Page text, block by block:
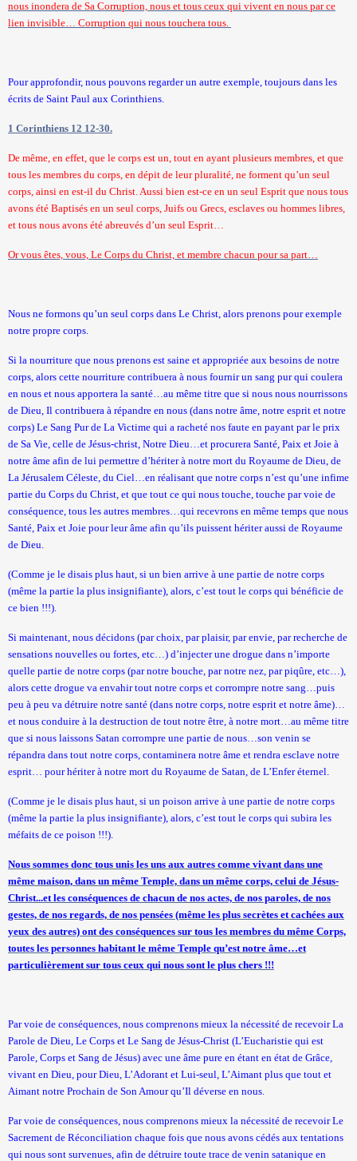
nous inondera de Sa Corruption, nous et tous ceux qui vivent en nous par ce
lien invisible… Corruption qui nous touchera tous.
Pour approfondir, nous pouvons regarder un autre exemple, toujours dans les
écrits de Saint Paul aux Corinthiens.
1 Corinthiens 12 12-30.
De même, en effet, que le corps est un, tout en ayant plusieurs membres, et que
tous les membres du corps, en dépit de leur pluralité, ne forment qu’un seul
corps, ainsi en est-il du Christ. Aussi bien est-ce en un seul Esprit que nous tous
avons été Baptisés en un seul corps, Juifs ou Grecs, esclaves ou hommes libres,
et tous nous avons été abreuvés d’un seul Esprit…
Or vous êtes, vous, Le Corps du Christ, et membre chacun pour sa part…
Nous ne formons qu’un seul corps dans Le Christ, alors prenons pour exemple
notre propre corps.
Si la nourriture que nous prenons est saine et appropriée aux besoins de notre
corps, alors cette nourriture contribuera à nous fournir un sang pur qui coulera
en nous et nous apportera la santé…au même titre que si nous nous nourrissons
de Dieu, Il contribuera à répandre en nous (dans notre âme, notre esprit et notre
corps) Le Sang Pur de La Victime qui a racheté nos faute en payant par le prix
de Sa Vie, celle de Jésus-christ, Notre Dieu…et procurera Santé, Paix et Joie à
notre âme afin de lui permettre d’hériter à notre mort du Royaume de Dieu, de
La Jérusalem Céleste , du Ciel…en réalisant que notre corps n’est qu’une infime
partie du Corps du Christ, et que tout ce qui nous touche, touche par voie de
conséquence, tous les autres membres…qui recevrons en même temps que nous
Santé, Paix et Joie pour leur âme afin qu’ils puissent hériter aussi de Royaume
de Dieu.
(Comme je le disais plus haut, si un bien arrive à une partie de notre corps
(même la partie la plus insignifiante), alors, c’est tout le corps qui bénéficie de
ce bien !!!).
Si maintenant, nous décidons (par choix, par plaisir, par envie, par recherche de
sensations nouvelles ou fortes, etc…) d’injecter une drogue dans n’importe
quelle partie de notre corps (par notre bouche, par notre nez, par piqûre, etc…),
alors cette drogue va envahir tout notre corps et corrompre notre sang…puis
peu à peu va détruire notre santé (dans notre corps, notre esprit et notre âme)…
et nous conduire à la destruction de tout notre être, à notre mort…au même titre
que si nous laissons Satan corrompre une partie de nous…son venin se
répandra dans tout notre corps, contaminera notre âme et rendra esclave notre
esprit… pour hériter à notre mort du Royaume de Satan, de L’Enfer éternel.
(Comme je le disais plus haut, si un poison arrive à une partie de notre corps
(même la partie la plus insignifiante), alors, c’est tout le corps qui subira les
méfaits de ce poison !!!).
Nous sommes donc tous unis les uns aux autres comme vivant dans une
même maison, dans un même Temple, dans un même corps, celui de Jésus-
Christ...et les conséquences de chacun de nos actes, de nos paroles, de nos
gestes, de nos regards, de nos pensées (même les plus secrètes et cachées aux
yeux des autres) ont des conséquences sur tous les membres du même Corps,
toutes les personnes habitant le même Temple qu’est notre âme…et
particulièrement sur tous ceux qui nous sont le plus chers !!!
Par voie de conséquences, nous comprenons mieux la nécessité de recevoir La
Parole de Dieu, Le Corps et Le Sang de Jésus-Christ (L’Eucharistie qui est
Parole, Corps et Sang de Jésus) avec une âme pure en étant en état de Grâce,
vivant en Dieu, pour Dieu, L’Adorant et Lui-seul, L’Aimant plus que tout et
Aimant notre Prochain de Son Amour qu’Il déverse en nous.
Par voie de conséquences, nous comprenons mieux la nécessité de recevoir Le
Sacrement de Réconciliation chaque fois que nous avons cédés aux tentations
qui nous sont survenues, afin de détruire toute trace de venin satanique en